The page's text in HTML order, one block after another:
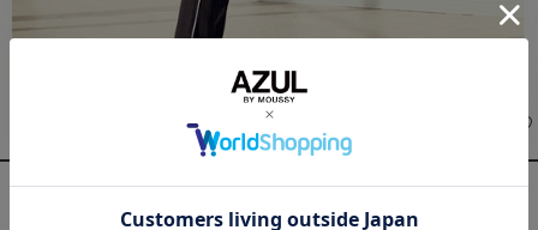
コーディネートアイテム